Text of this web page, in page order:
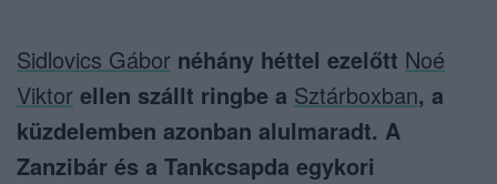
Sidlovics Gábor néhány héttel ezelőtt Noé
Viktor ellen szállt ringbe a Sztárboxban, a
küzdelemben azonban alulmaradt. A
Zanzibár és a Tankcsapda egykori